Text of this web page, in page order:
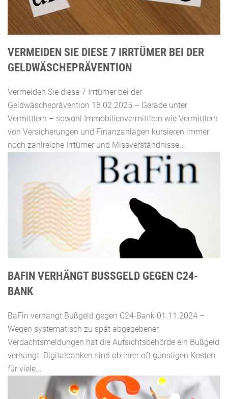
VERMEIDEN SIE DIESE 7 IRRTÜMER BEI DER
GELDWÄSCHEPRÄVENTION
Vermeiden Sie diese 7 Irrtümer bei der
Geldwäscheprävention 18.02.2025 – Gerade unter
Vermittlern – sowohl Immobilienvermittlern wie Vermittlern
von Versicherungen und Finanzanlagen kursieren immer
noch zahlreiche Irrtümer und Missverständnisse...
BAFIN VERHÄNGT BUSSGELD GEGEN C24-B
ANK
BaFin verhängt Bußgeld gegen C24-Bank 01.11.2024 –
Wegen systematisch zu spät abgegebener
Verdachtsmeldungen hat die Aufsichtsbehörde ein Bußgeld
verhängt. Digitalbanken sind ob ihrer oft günstigen Kosten
für viele...